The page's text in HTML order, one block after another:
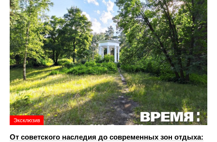
Эксклюзив
От советского наследия до современных зон отдыха: